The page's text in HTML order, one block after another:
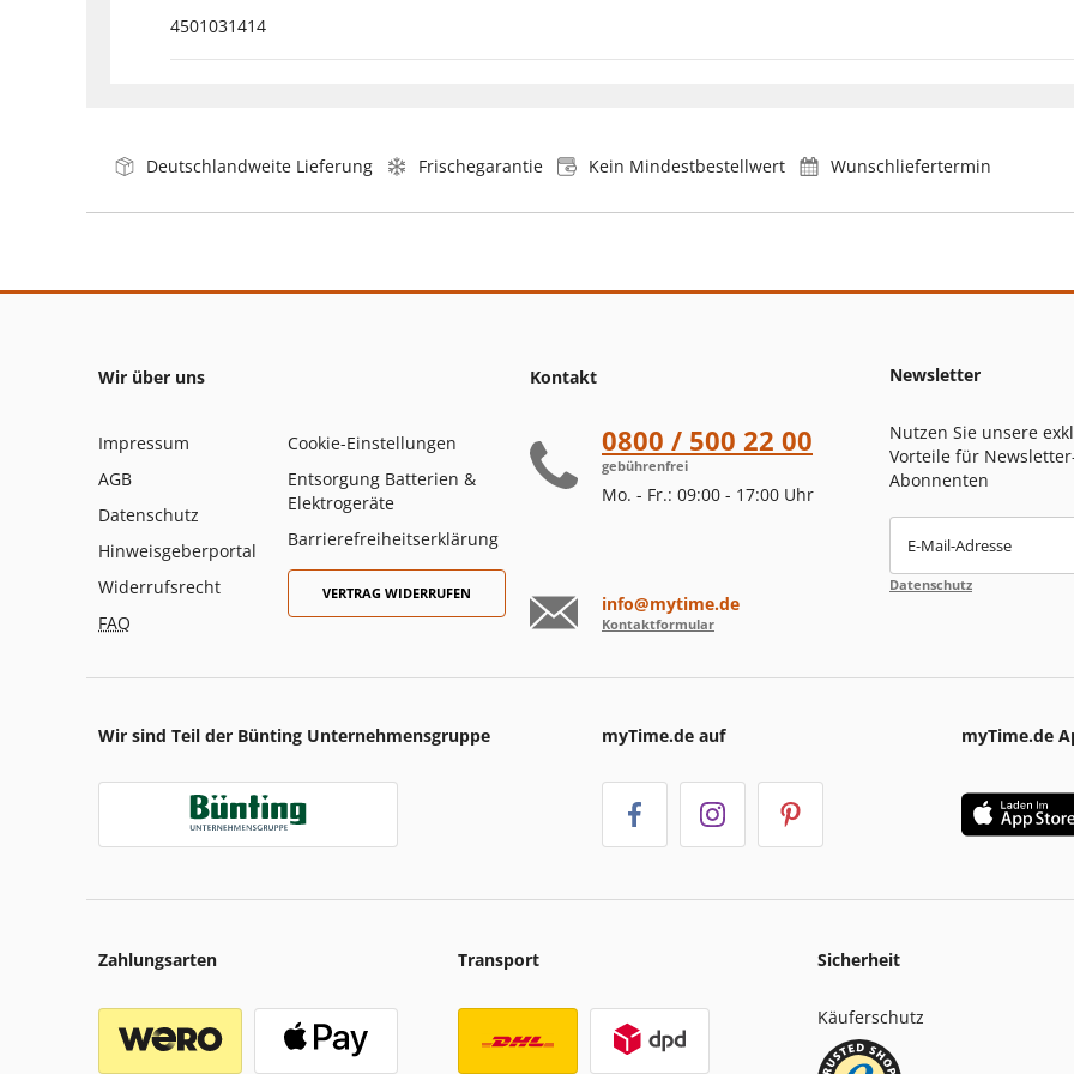
4501031414
Deutschlandweite Lieferung Frischegarantie Kein Mindestbestellwert Wunschliefertermin
Wir über uns
Impressum
AGB
Datenschutz
Hinweisgeberportal
Widerrufsrecht
FAQ
Cookie-Einstellungen
Entsorgung Batterien &
Elektrogeräte
Barrierefreiheitserklärung
VERTRAG WIDERRUFEN
Kontakt
0800 / 500 22 00
gebührenfrei
Mo. - Fr.: 09:00 - 17:00 Uhr
info@mytime.de
Kontaktformular
Newsletter
Nutzen Sie unsere
Vorteile für
Abonnenten
E-Mail-Adresse
Datenschutz
Wir sind Teil der Bünting Unternehmensgruppe myTime.de auf myTime.de
Zahlungsarten Transport Sicherheit
Käuferschutz